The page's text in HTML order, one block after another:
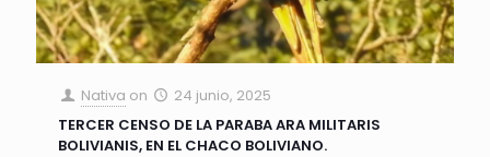
Nativa on
24 junio, 2025
TERCER CENSO DE LA PARABA ARA MILITARIS
BOLIVIANIS, EN EL CHACO BOLIVIANO.